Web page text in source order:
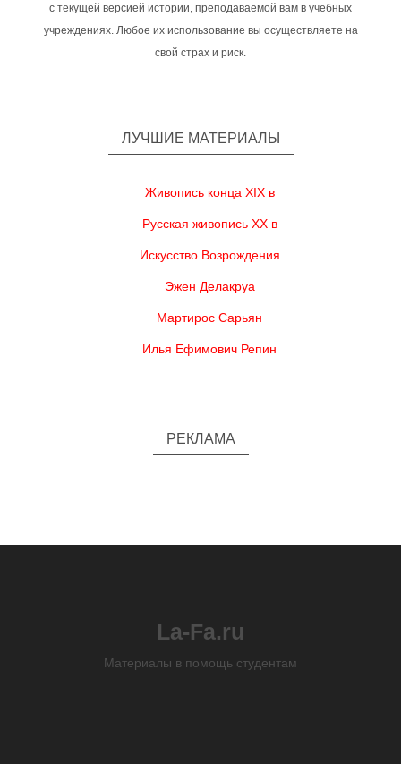
с текущей версией истории, преподаваемой вам в учебных
учреждениях. Любое их использование вы осуществляете на
свой страх и риск.
ЛУЧШИЕ МАТЕРИАЛЫ
Живопись конца XIX в
Русская живопись XX в
Искусство Возрождения
Эжен Делакруа
Мартирос Сарьян
Илья Ефимович Репин
РЕКЛАМА
La-Fa.ru
Материалы в помощь студентам